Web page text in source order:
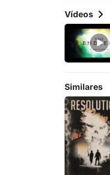
Vídeos
Similares